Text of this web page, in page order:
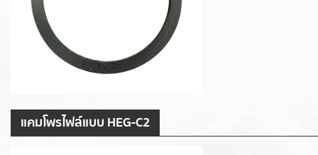
แคมโพรไฟล์แบบ HEG-C2